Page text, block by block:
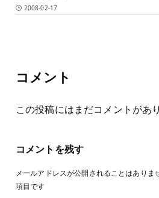
2008-02-17
コメント
この投稿にはまだコメントがあ
コメントを残す
メールアドレスが公開されることはありま
項目です